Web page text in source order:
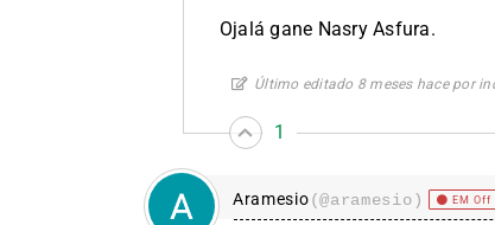
Ojalá gane Nasry Asfura.
Último editado 8 meses hace por
1
Aramesio(@aramesio) EM Off